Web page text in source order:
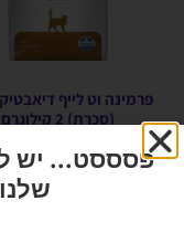
פרמינה וט לייף
(סכרת) 2 קילוגרם
הרוויחו 5.95 נקודות ⭐
₪119.00
פסססט... יש